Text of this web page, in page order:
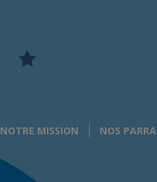
NOTRE MISSION NOS